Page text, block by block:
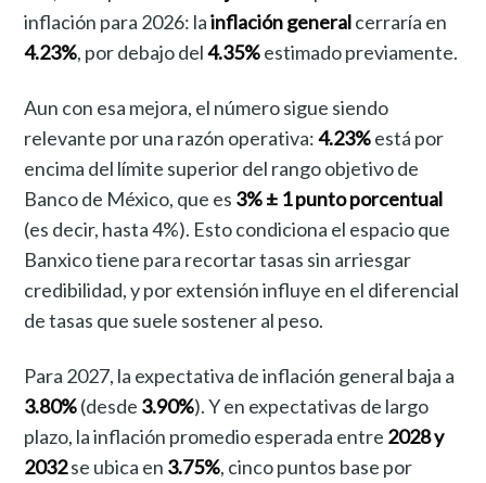
inflación para 2026: lainflación generalcerraría en
4.23%, por debajo del4.35%estimado previamente.
Aun con esa mejora, el número sigue siendo
relevante por una razón operativa:4.23%está por
encima del límite superior del rango objetivo de
Banco de México, que es 3% ± 1 punto porcentual
(es decir, hasta 4%). Esto condiciona el espacio que
Banxico tiene para recortar tasas sin arriesgar
credibilidad, y por extensión influye en el diferencial
de tasas que suele sostener al peso.
Para 2027, la expectativa de inflación general baja a
3.80%(desde 3.90%). Y en expectativas de largo
plazo, la inflación promedio esperada entre 2028 y
2032se ubica en 3.75%, cinco puntos base por